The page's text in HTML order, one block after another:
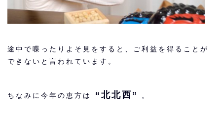
途中で喋ったりよそ見をすると、ご利益を得ることが
できないと言われています。
ちなみに今年の恵方は “北北西” 。